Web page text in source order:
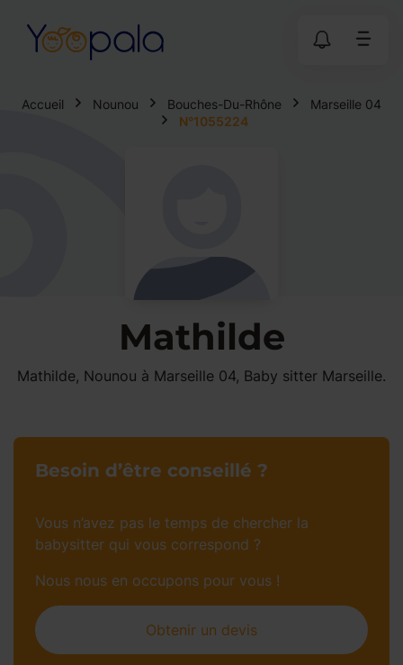
Accueil Nounou Bouches-Du-Rhône
Marseille 04
N°1055224
Mathilde
Mathilde, Nounou à Marseille 04, Baby sitter Marseille.
Besoin d’être conseillé ?
Vous n’avez pas le temps de chercher la
babysitter qui vous correspond ?
Nous nous en occupons pour vous !
Obtenir un devis